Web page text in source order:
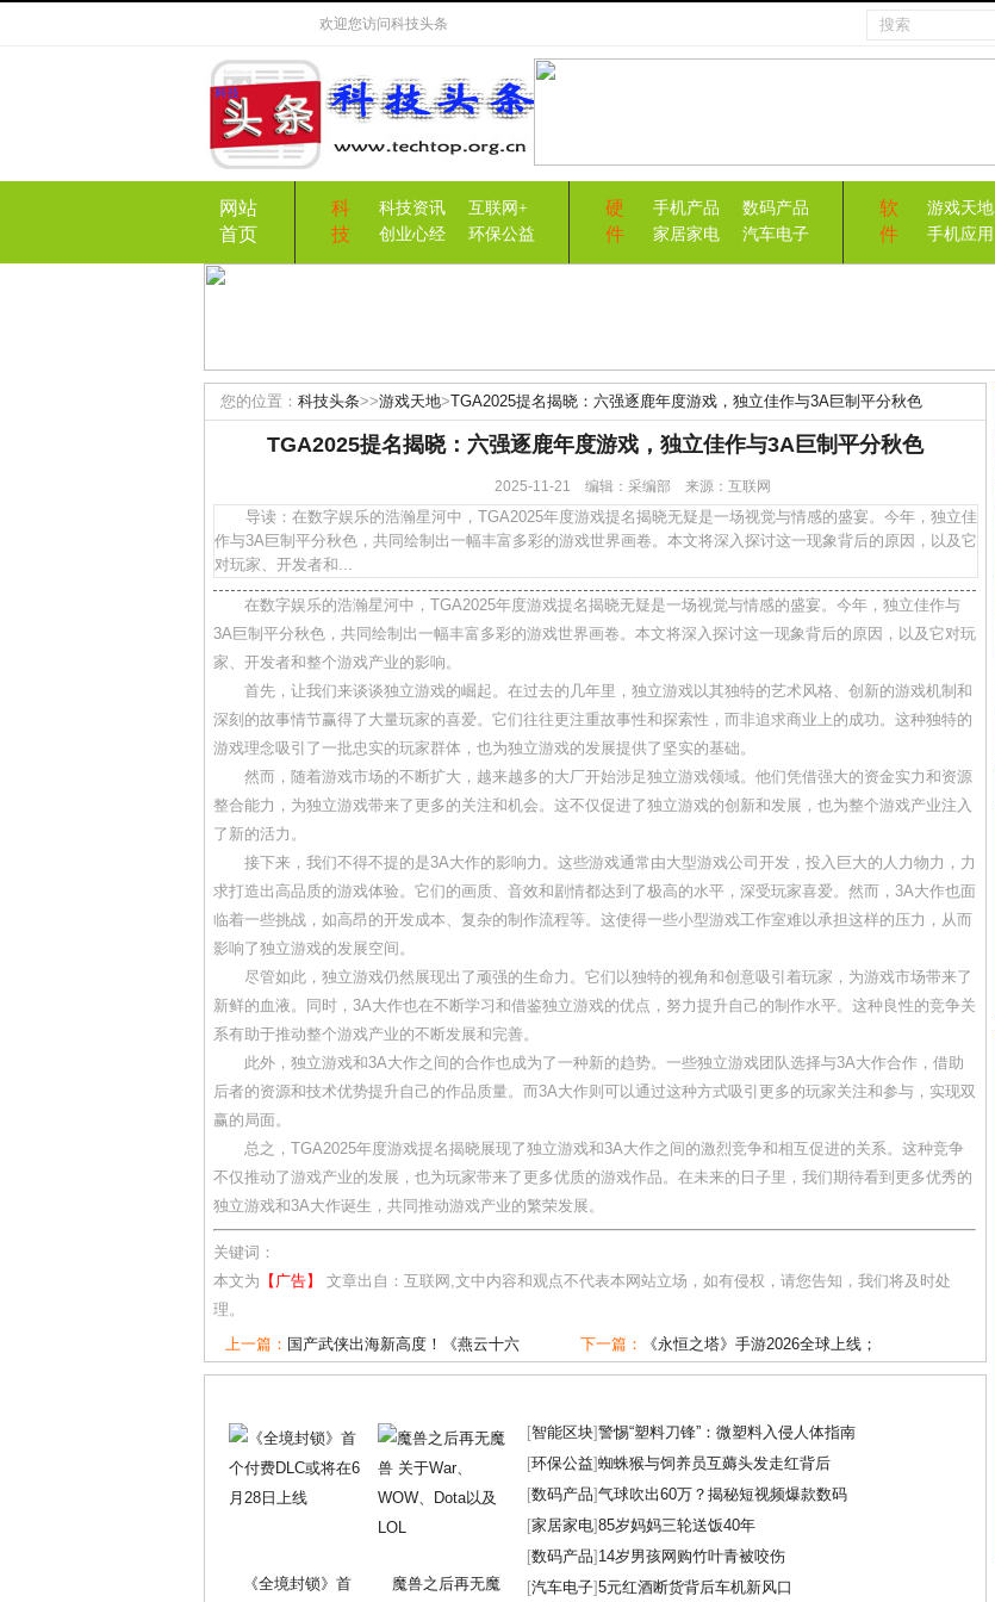
欢迎您访问科技头条
网站
首页
科
技
科技资讯
互联网+
创业心经
环保公益
硬
件
手机产品
数码产品
家居家电
汽车电子
软
件
游戏天地
手机应用
您的位置： 科技头条>>游戏天地>TGA2025提名揭晓：六强逐鹿年度游戏，独立佳作与3A巨制平分秋色
TGA2025提名揭晓：六强逐鹿年度游戏，独立佳作与3A巨制平分秋色
2025-11-21 编辑：采编部 来源：互联网
导读：在数字娱乐的浩瀚星河中，TGA2025年度游戏提名揭晓无疑是一场视觉与情感的盛宴。今年，独立佳
作与3A巨制平分秋色，共同绘制出一幅丰富多彩的游戏世界画卷。本文将深入探讨这一现象背后的原因，以及它
对玩家、开发者和...
在数字娱乐的浩瀚星河中，TGA2025年度游戏提名揭晓无疑是一场视觉与情感的盛宴。今年，独立佳作与
3A巨制平分秋色，共同绘制出一幅丰富多彩的游戏世界画卷。本文将深入探讨这一现象背后的原因，以及它对玩
家、开发者和整个游戏产业的影响。
首先，让我们来谈谈独立游戏的崛起。在过去的几年里，独立游戏以其独特的艺术风格、创新的游戏机制和
深刻的故事情节赢得了大量玩家的喜爱。它们往往更注重故事性和探索性，而非追求商业上的成功。这种独特的
游戏理念吸引了一批忠实的玩家群体，也为独立游戏的发展提供了坚实的基础。
然而，随着游戏市场的不断扩大，越来越多的大厂开始涉足独立游戏领域。他们凭借强大的资金实力和资源
整合能力，为独立游戏带来了更多的关注和机会。这不仅促进了独立游戏的创新和发展，也为整个游戏产业注入
了新的活力。
接下来，我们不得不提的是3A大作的影响力。这些游戏通常由大型游戏公司开发，投入巨大的人力物力，力
求打造出高品质的游戏体验。它们的画质、音效和剧情都达到了极高的水平，深受玩家喜爱。然而，3A大作也面
临着一些挑战，如高昂的开发成本、复杂的制作流程等。这使得一些小型游戏工作室难以承担这样的压力，从而
影响了独立游戏的发展空间。
尽管如此，独立游戏仍然展现出了顽强的生命力。它们以独特的视角和创意吸引着玩家，为游戏市场带来了
新鲜的血液。同时，3A大作也在不断学习和借鉴独立游戏的优点，努力提升自己的制作水平。这种良性的竞争关
系有助于推动整个游戏产业的不断发展和完善。
此外，独立游戏和3A大作之间的合作也成为了一种新的趋势。一些独立游戏团队选择与3A大作合作，借助
后者的资源和技术优势提升自己的作品质量。而3A大作则可以通过这种方式吸引更多的玩家关注和参与，实现双
赢的局面。
总之，TGA2025年度游戏提名揭晓展现了独立游戏和3A大作之间的激烈竞争和相互促进的关系。这种竞争
不仅推动了游戏产业的发展，也为玩家带来了更多优质的游戏作品。在未来的日子里，我们期待看到更多优秀的
独立游戏和3A大作诞生，共同推动游戏产业的繁荣发展。
关键词：
本文为 【广告】
文章出自：互联网,文中内容和观点不代表本网站立场，如有侵权，请您告知，我们将及时处
理。
上一篇： 国产武侠出海新高度！《燕云十六 下一篇： 《永恒之塔》手游2026全球上线；
《全境封锁》首 魔兽之后再无魔
[智能区块]警惕“塑料刀锋”：微塑料入侵人体指南
[环保公益]蜘蛛猴与饲养员互薅头发走红背后
[数码产品]气球吹出60万？揭秘短视频爆款数码
[家居家电]85岁妈妈三轮送饭40年
[数码产品] 14岁男孩网购竹叶青被咬伤
[汽车电子]5元红酒断货背后车机新风口